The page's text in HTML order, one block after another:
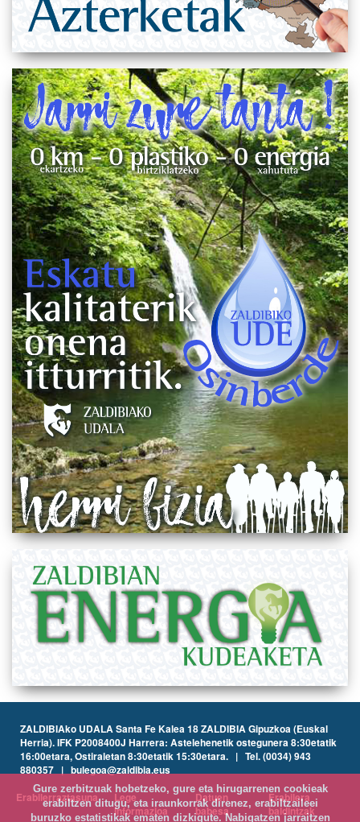
ZALDIBIAko UDALA Santa Fe Kalea 18 ZALDIBIA Gipuzkoa (Euskal
Herria). IFK P2008400J Harrera: Astelehenetik ostegunera 8:30etatik
16:00etara, Ostiraletan 8:30etatik 15:30etara. | Tel. (0034) 943
880357 | bulegoa@zaldibia.eus
Erabilerraztasuna
Lege
informazioa
Datuen
babesa
Erabilera
baldintzak
Gure zerbitzuak hobetzeko, gure eta hirugarrenen cookieak
erabiltzen ditugu, eta iraunkorrak direnez, erabiltzaileei
buruzko estatistikak ematen dizkigute. Nabigatzen jarraitzen